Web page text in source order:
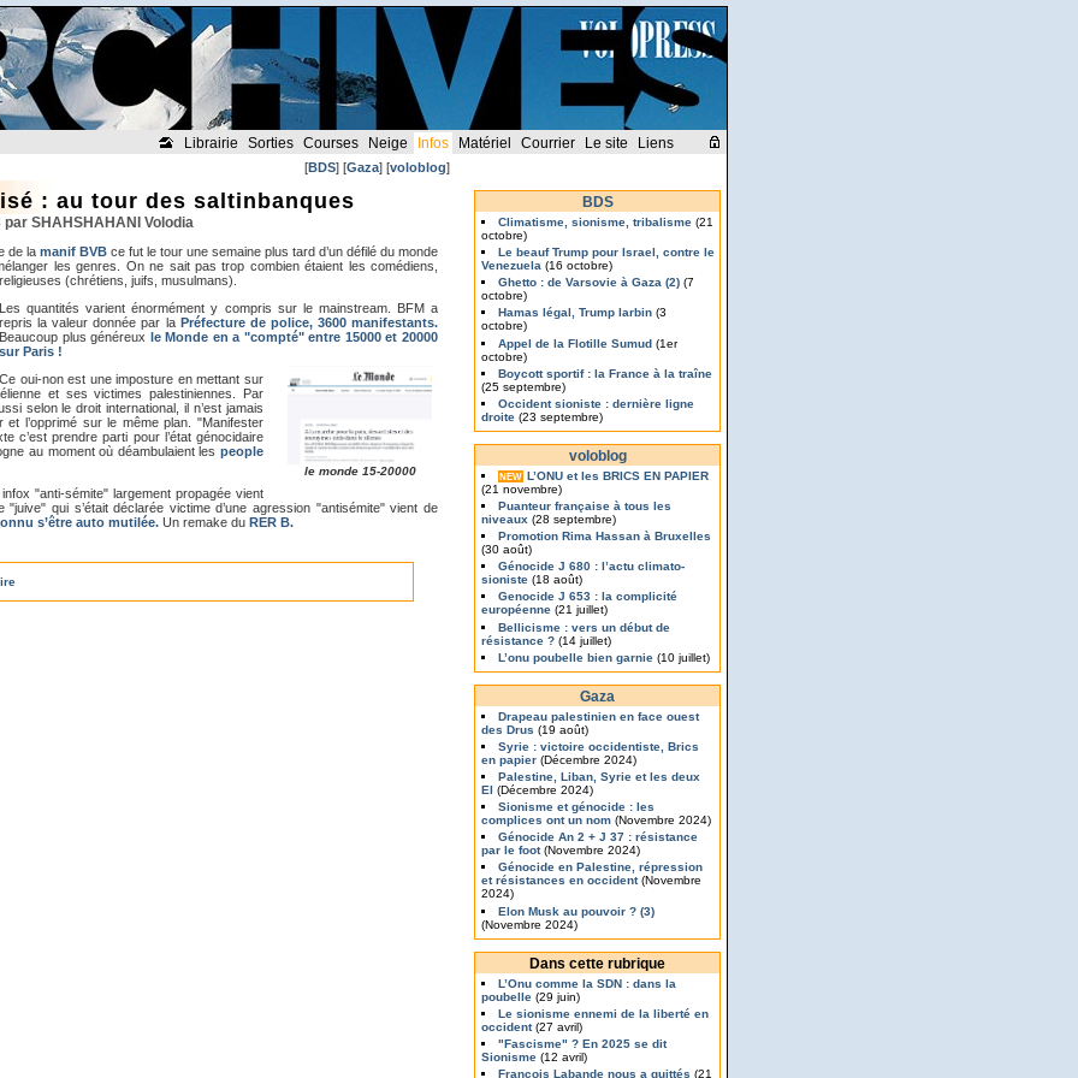
Librairie Sorties Courses Neige Infos Matériel Courrier Le site Liens
[BDS] [Gaza] [voloblog]
: au tour des saltinbanques
SHAHSHAHANI Volodia
de la manif BVB ce fut le tour une semaine plus tard d’un défilé du monde
les genres. On ne sait pas trop combien étaient les comédiens,
(chrétiens, juifs, musulmans).
Les quantités varient énormément y compris sur le mainstream. BFM a
repris la valeur donnée par la Préfecture de police, 3600 manifestants.
Beaucoup plus généreux le Monde en a "compté" entre 15000 et 20000
sur Paris !
le monde 15-20000
Ce oui-non est une imposture en mettant sur
et ses victimes palestiniennes. Par
selon le droit international, il n’est jamais
et l’opprimé sur le même plan. "Manifester
c’est prendre parti pour l’état génocidaire
au moment où déambulaient les people
"anti-sémite" largement propagée vient
"juive" qui s’était déclarée victime d’une agression "antisémite" vient de
s’être auto mutilée. Un remake du RER B.
BDS
Climatisme, sionisme, tribalisme (21
octobre)
Le beauf Trump pour Israel, contre le
Venezuela (16 octobre)
Ghetto : de Varsovie à Gaza (2) (7
octobre)
Hamas légal, Trump larbin(3
octobre)
Appel de la Flotille Sumud (1er
octobre)
Boycott sportif : la France à la traîne
(25 septembre)
Occident sioniste : dernière ligne
droite (23 septembre)
voloblog
NEW L’ONU et les BRICS EN PAPIER
(21 novembre)
Puanteur française à tous les
niveaux (28 septembre)
Promotion Rima Hassan à Bruxelles
(30 août)
Génocide J 680 : l’actu climato-
sioniste (18 août)
Genocide J 653 : la complicité
européenne (21 juillet)
Bellicisme : vers un début de
résistance ? (14 juillet)
L’onu poubelle bien garnie (10 juillet)
Gaza
Drapeau palestinien en face ouest
des Drus (19 août)
Syrie : victoire occidentiste, Brics
en papier (Décembre 2024)
Palestine, Liban, Syrie et les deux
EI (Décembre 2024)
Sionisme et génocide : les
complices ont un nom (Novembre 2024)
Génocide An 2 + J 37 : résistance
par le foot(Novembre 2024)
Génocide en Palestine, répression
et résistances en occident(Novembre
2024)
Elon Musk au pouvoir ? (3)
(Novembre 2024)
Dans cette rubrique
L’Onu comme la SDN : dans la
poubelle (29 juin)
Le sionisme ennemi de la liberté en
occident(27 avril)
"Fascisme" ? En 2025 se dit
Sionisme (12 avril)
François Labande nous a quittés (21